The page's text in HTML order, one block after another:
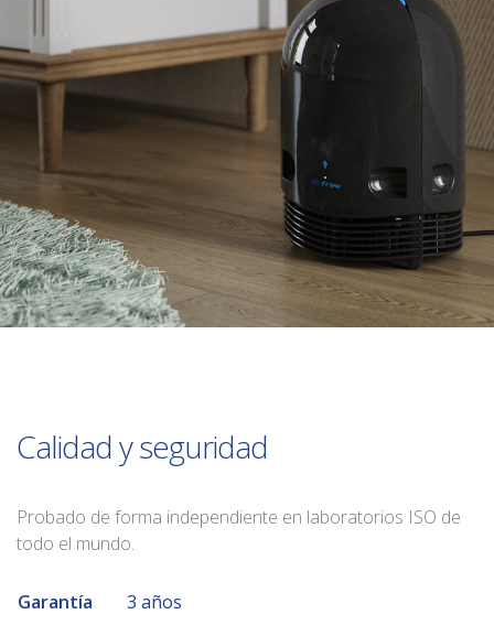
Calidad y seguridad
Probado de forma independiente en laboratorios ISO de
todo el mundo.
Garantía
3 años